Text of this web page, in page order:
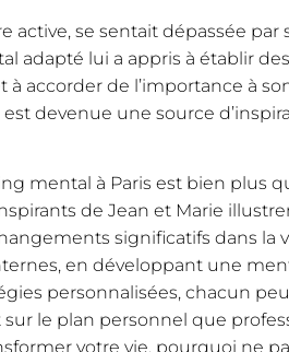
active, se sentait dépassée
adapté lui a appris à établir
à accorder de l’importance à
devenue une source
mental à Paris est bien plus
de Jean et Marie
significatifs dans la
en développant une
personnalisées, chacun
sur le plan personnel que
votre vie, pourquoi ne